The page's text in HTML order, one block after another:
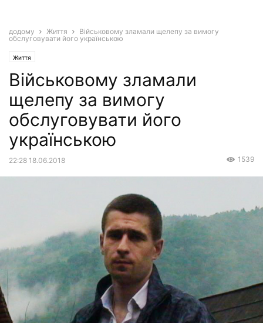
додому Життя
Військовому зламали щелепу за вимогу
обслуговувати його українською
Життя
Військовому зламали
щелепу за вимогу
обслуговувати його
українською
22:28 18.06.2018 1539